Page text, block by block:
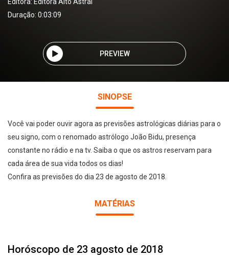
Duração: 0:03:09
PREVIEW
SINOPSE
Você vai poder ouvir agora as previsões astrológicas diárias para o
seu signo, com o renomado astrólogo João Bidu, presença
constante no rádio e na tv. Saiba o que os astros reservam para
cada área de sua vida todos os dias!
Confira as previsões do dia 23 de agosto de 2018.
MATÉRIAS
Horóscopo de 23 agosto de 2018
Whatsapp Facebook Twitter